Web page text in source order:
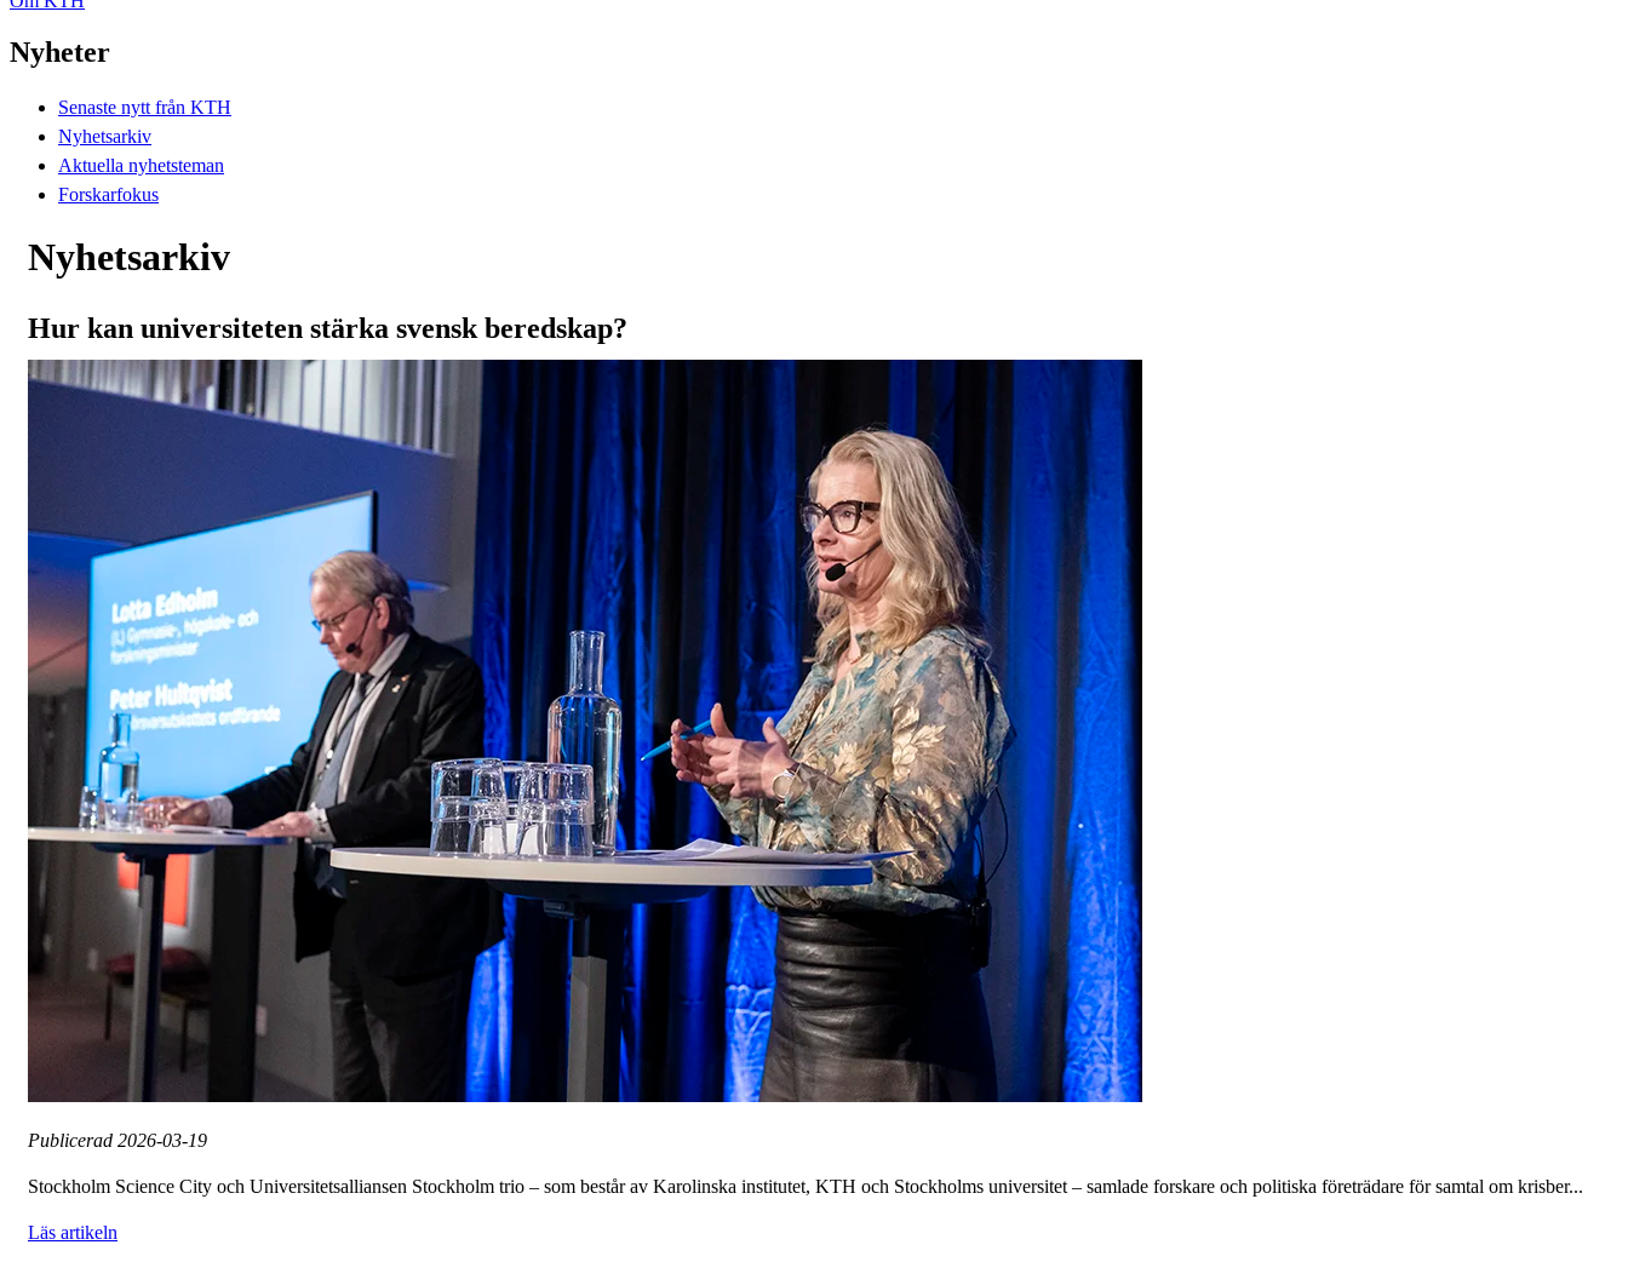
Nyheter
Senaste nytt från KTH
Nyhetsarkiv
Aktuella nyhetsteman
Forskarfokus
Nyhetsarkiv
Hur kan universiteten stärka svensk beredskap?
Publicerad 2026-03-19
Stockholm Science City och Universitetsalliansen Stockholm trio – som består av Karolinska institutet, KTH och Stockholms universitet – samlade forskare och politiska företrädare för samtal om krisber...
Läs artikeln